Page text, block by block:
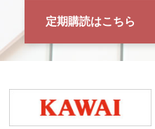
定期購読はこちら